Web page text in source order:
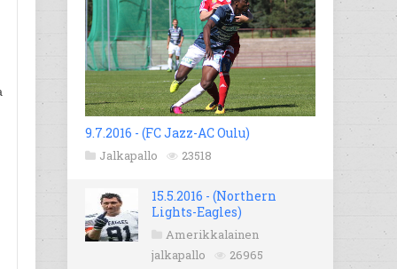
9.7.2016 - (FC Jazz-AC Oulu)
Jalkapallo 23518
15.5.2016 - (Northern
Lights-Eagles)
Amerikkalainen
jalkapallo
26965